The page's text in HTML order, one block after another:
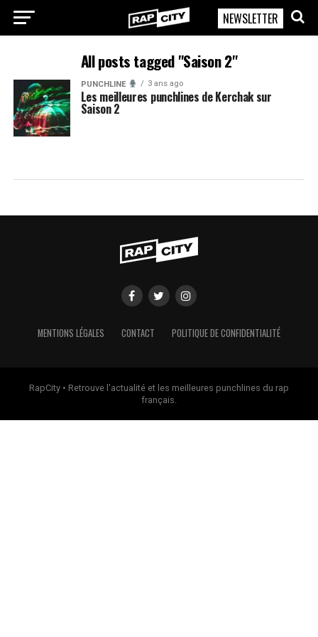
RapCity
NEWSLETTER
All posts tagged "Saison 2"
PUNCHLINE 3 ans ago
Les meilleures punchlines de Kerchak sur
Saison 2
MENTIONS LÉGALES CONTACT POLITIQUE DE CONFIDENTIALITÉ
RapCity • Retrouve l'actualité et les meilleures punchlines du rap
français.